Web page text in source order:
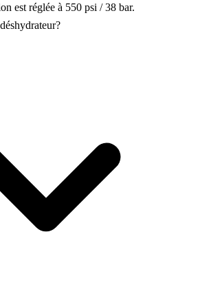
est réglée à 550 psi / 38 bar.